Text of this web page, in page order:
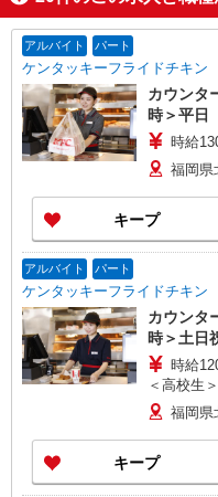
アルバイト パート
ケンタッキーフライドチキ
カウンタ
時＞平
時給
福岡県
キープ
アルバイト パート
ケンタッキーフライドチキ
カウンタ
時＞土
時給
＜高校生
福岡県
キープ